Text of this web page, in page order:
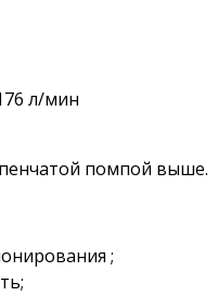
л/мин
помпой выше.
;